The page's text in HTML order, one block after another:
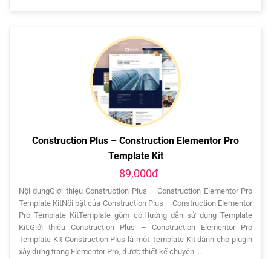
Construction Plus – Construction Elementor Pro
Template Kit
89,000đ
Nội dungGiới thiệu Construction Plus – Construction Elementor Pro
Template KitNổi bật của Construction Plus – Construction Elementor
Pro Template KitTemplate gồm có:Hướng dẫn sử dụng Template
Kit:Giới thiệu Construction Plus – Construction Elementor Pro
Template Kit Construction Plus là một Template Kit dành cho plugin
xây dựng trang Elementor Pro, được thiết kế chuyên …